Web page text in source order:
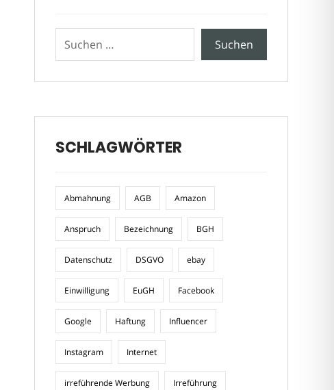
SCHLAGWÖRTER
Abmahnung AGB Amazon
Anspruch Bezeichnung BGH
Datenschutz DSGVO ebay
Einwilligung EuGH Facebook
Google Haftung Influencer
Instagram Internet
irreführende Werbung Irreführung